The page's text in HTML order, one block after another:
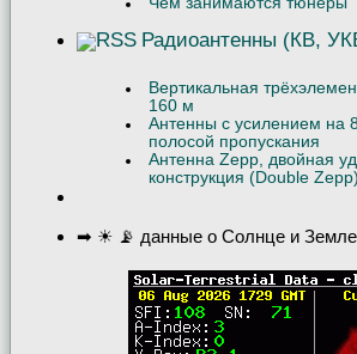
Радиоантенны (КВ,
Вертикальная
160 м
Антенны с усилением на
полосой пропускания
Антенна Zepp, двойная
конструкция (Double Zepp)
➡ ☀ 📡 данные о Солнце и Земле